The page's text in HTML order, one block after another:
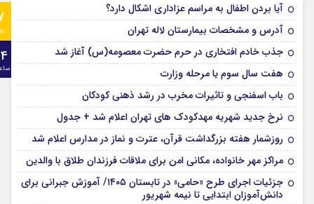
آیا بردن اطفال به مراسم عزادارى اشکال دارد؟
آدرس و مشخصات بیمارستان لاله تهران
جذب خادم افتخاری در حرم حضرت معصومه(س) آغاز شد
هفت سال سوم یا مرحله وزارت
باب اسفنجی و تاثیرات مخرب در رشد ذهنی کودکان
نرخ جدید شهریه مهدکودک های تهران اعلام شد + جدول
روزشمار هفته بزرگداشت قرآن، عترت و نماز در مدارس اعلام شد
مراکز مهر خانواده، مکانی امن برای ملاقات فرزندان طلاق با والدین
جزئیات اجرای طرح «حامی» در تابستان ۱۴۰۵/ آموزش جبرانی برای
دانش‌آموزان ابتدایی تا نیمه شهریور